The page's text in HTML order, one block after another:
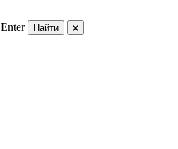
Enter Найти